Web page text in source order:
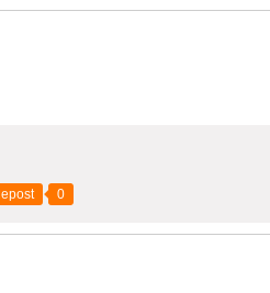
0